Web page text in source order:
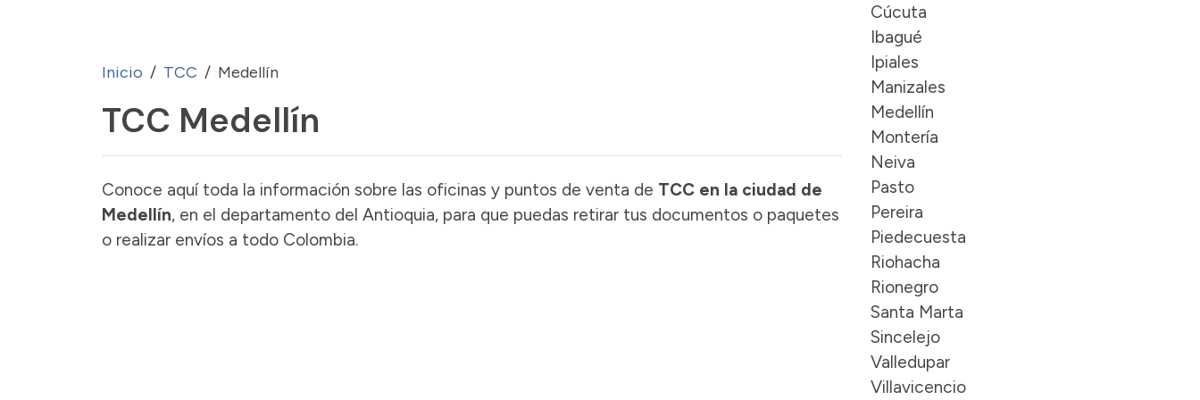
Inicio TCC Medellín
TCC Medellín
Conoce aquí toda la información sobre las oficinas y puntos de venta de TCC en la ciudad de
Medellín, en el departamento del Antioquia, para que puedas retirar tus documentos o paquetes
o realizar envíos a todo Colombia.
Cúcuta
Ibagué
Ipiales
Manizales
Medellín
Montería
Neiva
Pasto
Pereira
Piedecuesta
Riohacha
Rionegro
Santa Marta
Sincelejo
Valledupar
Villavicencio